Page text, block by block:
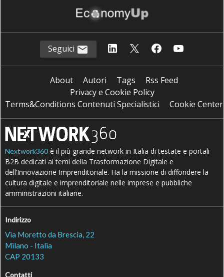
Seguici
About Autori Tags
Rss Feed
Privacy e Cookie Policy
Terms&Conditions Contenuti Specialistici
Cookie Center
Nextwork360 è il più grande network in Italia di testate e portali
B2B dedicati ai temi della Trasformazione Digitale e
dell’Innovazione Imprenditoriale. Ha la missione di diffondere la
cultura digitale e imprenditoriale nelle imprese e pubbliche
amministrazioni italiane.
Indirizzo
Via Moretto da Brescia, 22
Milano - Italia
CAP 20133
Contatti